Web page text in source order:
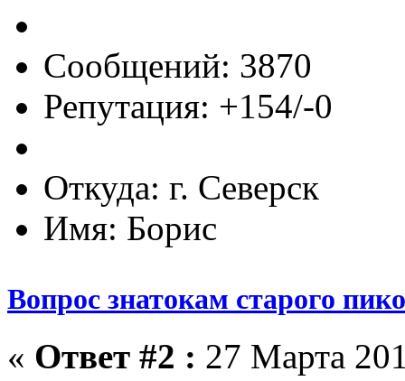
Сообщений: 3870
Репутация: +154/-0
Откуда: г. Северск
Имя: Борис
Вопрос знатокам старого пико
« Ответ #2 : 27 Марта